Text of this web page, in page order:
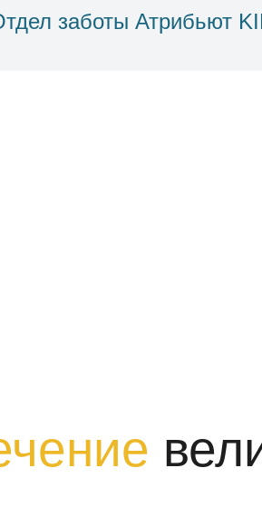
заботы Атрибьют